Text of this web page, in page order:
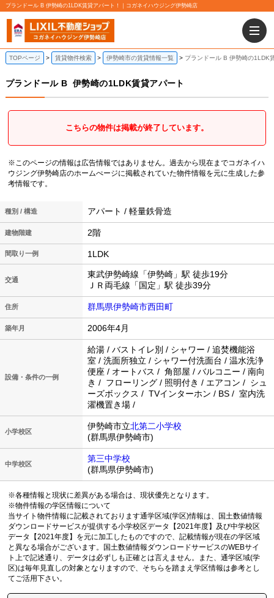
プランドール B 伊勢崎の1LDK賃貸アパート！｜コガネイハウジング伊勢崎店
TOPページ 賃貸物件検索 伊勢崎市の賃貸情報一覧 プランドール B 伊勢崎の1LDK
プランドール B 伊勢崎の1LDK賃貸アパート
こちらの物件は掲載が終了しています。
※このページの情報は広告情報ではありません。過去から現在までコガネイハ
ウジング伊勢崎店のホームぺージに掲載されていた物件情報を元に生成した参
考情報です。
種別 / 構造 アパート / 軽量鉄骨造
建物階建 2階
間取り一例 1LDK
交通
東武伊勢崎線「伊勢崎」駅 徒歩19分
ＪＲ両毛線「国定」駅 徒歩39分
住所 群馬県伊勢崎市西田町
築年月 2006年4月
設備・条件の一例
給湯 / バストイレ別 / シャワー / 追焚機能浴
室 / 洗面所独立 / シャワー付洗面台 / 温水洗浄
便座 / オートバス / 角部屋 / バルコニー / 南向
き / フローリング / 照明付き / エアコン / シュ
ーズボックス / TVインターホン / BS / 室内洗
濯機置き場 /
小学校区
伊勢崎市立北第二小学校
(群馬県伊勢崎市)
中学校区
第三中学校
(群馬県伊勢崎市)
※各種情報と現状に差異がある場合は、現状優先となります。
※物件情報の学区情報について
当サイト物件情報に記載されております通学区域(学区)情報は、国土数値情報
ダウンロードサービスが提供する小学校区データ【2021年度】及び中学校区
データ【2021年度】を元に加工したものですので、記載情報が現在の学区域
と異なる場合がございます。国土数値情報ダウンロードサービスのWEBサイ
ト上で記述通り、データは必ずしも正確とは言えません。また、通学区域(学
区)は毎年見直しの対象となりますので、そちらを踏まえ学区情報は参考とし
てご活用下さい。